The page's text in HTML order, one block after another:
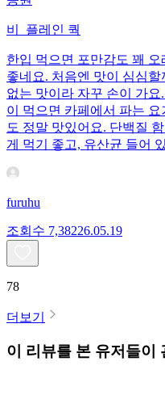
비_플레인 쿽
한입 먹으면 포만감도 꽤
좋네요. 처음엔 맛이 심심
없는 맛이라 자꾸 손이 가
이 먹으면 카페에서 파는
도 정말 맛있어요. 단백질
게 먹기 좋고, 유산균 들어
furuhu
조회수 7,38226.05.19
78
더보기
이 리뷰를 본 유저들이